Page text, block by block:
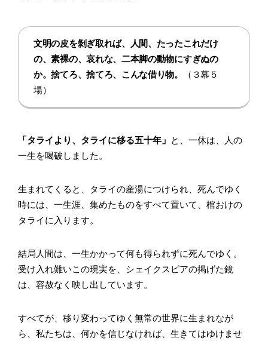
文明の皮を剝ぎ取れば、人間、たったこれだけ
の、素裸の、哀れな、二本脚の動物にすぎぬの
か。捨てろ、捨てろ、こんな借り物。
（３幕５
場）
「タライより、タライに移る五十年」 と、一休は、人の
一生を喝破しました。
生まれてくると、タライの産湯につけられ、死んでゆく
時には、一生涯、集めたものをすべて置いて、棺おけの
タライに入ります。
結局人間は、一生かかって何も得られずに死んでゆく。
受け入れ難いこの現実を、シェイクスピアの掲げた鏡
は、容赦なく映し出しています。
すべてが、移り変わってゆく無常の世界に生まれなが
ら、私たちは、何かを信じなければ、生きてはゆけませ